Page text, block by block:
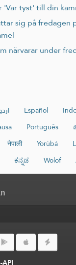
'Var tyst' till din
sig på fredagen
närvarar under
Español
Português
नेपाली Yorùbá
ಕನ್ನಡ Wolof